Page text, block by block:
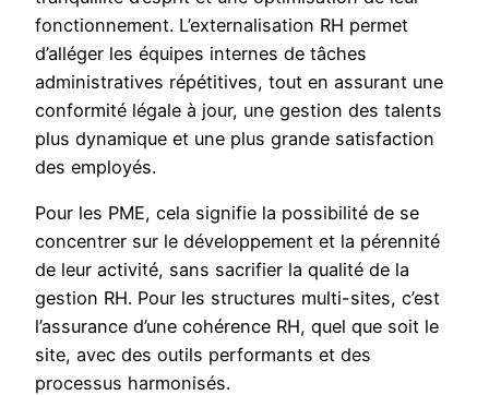
fonctionnement. L’externalisation RH permet
d’alléger les équipes internes de tâches
administratives répétitives, tout en assurant une
conformité légale à jour, une gestion des talents
plus dynamique et une plus grande satisfaction
des employés.
Pour les PME, cela signifie la possibilité de se
concentrer sur le développement et la pérennité
de leur activité, sans sacrifier la qualité de la
gestion RH. Pour les structures multi-sites, c’est
l’assurance d’une cohérence RH, quel que soit le
site, avec des outils performants et des
processus harmonisés.